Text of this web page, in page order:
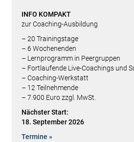
INFO KOMPAKT
zur Coaching-Ausbildung
– 20 Trainingstage
– 6 Wochenenden
– Lern­programm in Peergruppen
– Fortlaufende Live-Coachings und
– Coaching-Werkstatt
– 12 Teilnehmende
– 7.900 Euro zzgl. MwSt.
Nächster Start:
18. September 2026
Termine »